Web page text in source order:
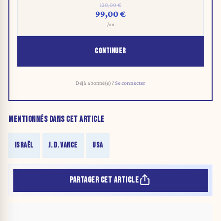
120,00 €
99,00 €
/an
CONTINUER
Déjà abonné(e) ?Se connecter
MENTIONNÉS DANS CET ARTICLE
ISRAËL J. D. VANCE USA
PARTAGER CET ARTICLE